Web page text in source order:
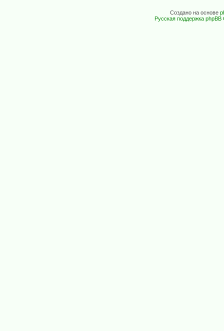
Создано на основе
Русская поддержка phpBB